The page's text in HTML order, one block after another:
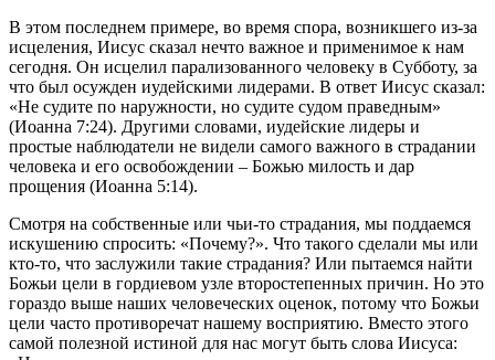
В этом последнем примере, во время спора, возникшего из-за
исцеления, Иисус сказал нечто важное и применимое к нам
сегодня. Он исцелил парализованного человеку в Субботу, за
что был осужден иудейскими лидерами. В ответ Иисус сказал:
«Не судите по наружности, но судите судом праведным»
(Иоанна 7:24). Другими словами, иудейские лидеры и
простые наблюдатели не видели самого важного в страдании
человека и его освобождении – Божью милость и дар
прощения (Иоанна 5:14).
Смотря на собственные или чьи-то страдания, мы поддаемся
искушению спросить: «Почему?». Что такого сделали мы или
кто-то, что заслужили такие страдания? Или пытаемся найти
Божьи цели в гордиевом узле второстепенных причин. Но это
гораздо выше наших человеческих оценок, потому что Божьи
цели часто противоречат нашему восприятию. Вместо этого
самой полезной истиной для нас могут быть слова Иисуса: